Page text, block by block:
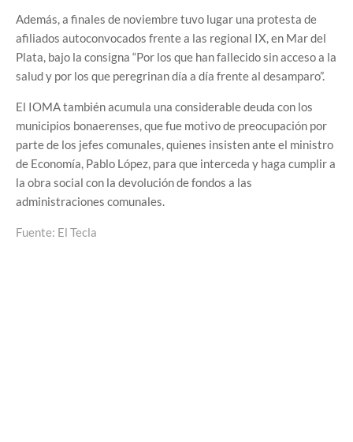
Además, a finales de noviembre tuvo lugar una protesta de
afiliados autoconvocados frente a las regional IX, en Mar del
Plata, bajo la consigna “Por los que han fallecido sin acceso a la
salud y por los que peregrinan día a día frente al desamparo”.
El IOMA también acumula una considerable deuda con los
municipios bonaerenses, que fue motivo de preocupación por
parte de los jefes comunales, quienes insisten ante el ministro
de Economía, Pablo López, para que interceda y haga cumplir a
la obra social con la devolución de fondos a las
administraciones comunales.
Fuente: El Tecla